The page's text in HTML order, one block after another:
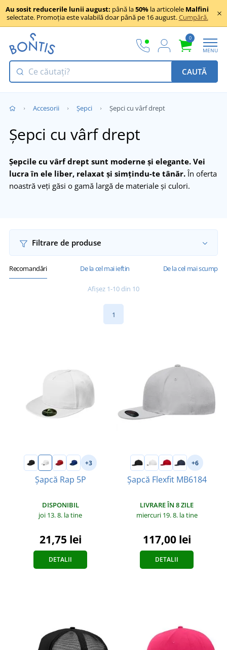
Au sosit reducerile lunii august: până la50% la articolele Malfini
selectate. Promoția este valabilă doar până pe 16 august.Cumpără.
0
MENU
CAUTĂ
Accesorii Șepci Șepci cu vârf drept
Șepci cu vârf drept
Șepcile cu vârf drept sunt moderne și elegante. Vei
lucra în ele liber, relaxat și simțindu-te tânăr.În oferta
noastră veți găsi o gamă largă de materiale și culori.
Filtrare de produse
Recomandări De la cel mai ieftin De la cel mai scump
Afișez 1-10 din 10
1
+3
Șapcă Rap 5P
DISPONIBIL
joi 13. 8. la tine
21,75 lei
DETALII
+6
Șapcă Flexfit MB6184
LIVRARE ÎN 8 ZILE
miercuri 19. 8. la tine
117,00 lei
DETALII